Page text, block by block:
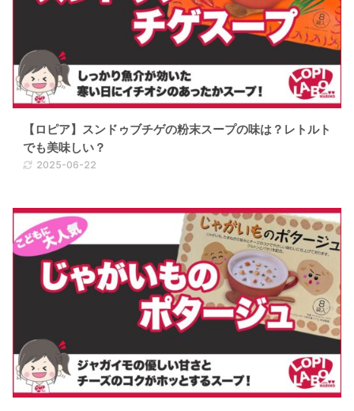
【ロピア】スンドゥブチゲの粉末スープの味は？レトルト
でも美味しい？
2025-06-22